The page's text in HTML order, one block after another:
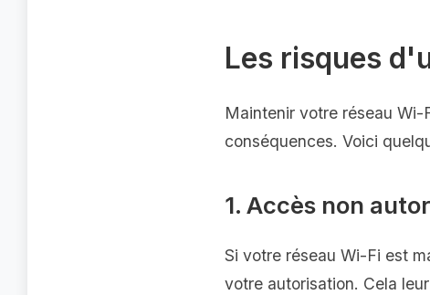
Les risques
Maintenir votre réseau
conséquences. Voici
1. Accès non
Si votre réseau Wi-Fi est
votre autorisation. Cela